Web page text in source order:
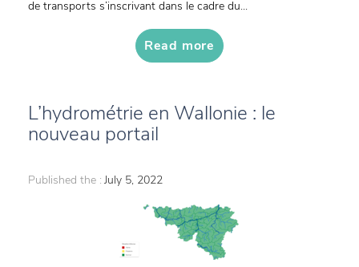
de transports s’inscrivant dans le cadre du...
Read more
L’hydrométrie en Wallonie : le
nouveau portail
Published the : July 5, 2022